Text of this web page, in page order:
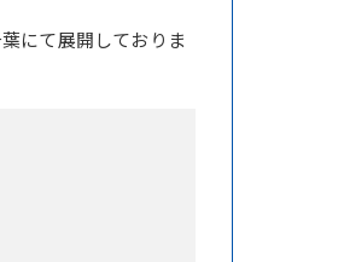
にて展開しておりま